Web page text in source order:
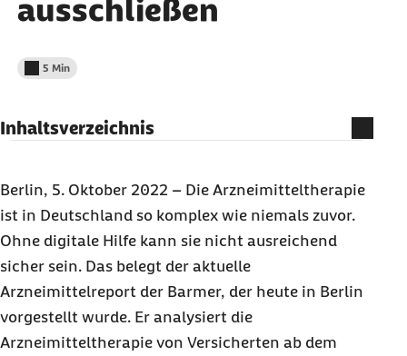
ausschließen
Lesedauer weniger als
5 Min
Inhaltsverzeichnis
Digitalisierung vor
Projekt AdAM könnte bis zu 70.000 Todesfälle im
Jahr verhindern
TOP schützt vor riskanter Arzneitherapie bei
Krankenhausaufnahme
Immer aktueller Medikationsplan für alle
Patienten durch eRIKA
Berlin, 5. Oktober 2022 – Die Arzneimitteltherapie
ist in Deutschland so komplex wie niemals zuvor.
Ohne digitale Hilfe kann sie nicht ausreichend
sicher sein. Das belegt der aktuelle
Arzneimittelreport der Barmer, der heute in Berlin
vorgestellt wurde. Er analysiert die
Arzneimitteltherapie von Versicherten ab dem